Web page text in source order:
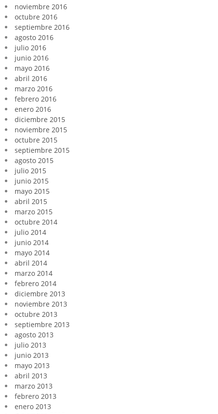
noviembre 2016
octubre 2016
septiembre 2016
agosto 2016
julio 2016
junio 2016
mayo 2016
abril 2016
marzo 2016
febrero 2016
enero 2016
diciembre 2015
noviembre 2015
octubre 2015
septiembre 2015
agosto 2015
julio 2015
junio 2015
mayo 2015
abril 2015
marzo 2015
octubre 2014
julio 2014
junio 2014
mayo 2014
abril 2014
marzo 2014
febrero 2014
diciembre 2013
noviembre 2013
octubre 2013
septiembre 2013
agosto 2013
julio 2013
junio 2013
mayo 2013
abril 2013
marzo 2013
febrero 2013
enero 2013